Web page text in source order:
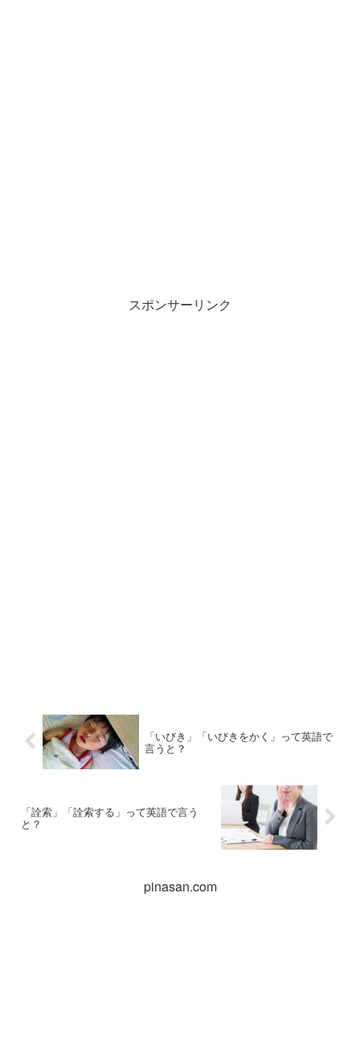
スポンサーリンク
「いびき」「いびきをかく」って英語で
言うと？
「詮索」「詮索する」って英語で言う
と？
pinasan.com